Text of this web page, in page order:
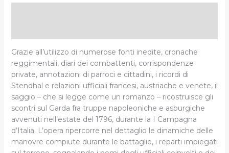
Grazie all’utilizzo di numerose fonti inedite, cronache
reggimentali, diari dei combattenti, corrispondenze
private, annotazioni di parroci e cittadini, i ricordi di
Stendhal e relazioni ufficiali francesi, austriache e venete, il
saggio – che si legge come un romanzo – ricostruisce gli
scontri sul Garda fra truppe napoleoniche e asburgiche
avvenuti nell’estate del 1796, durante la I Campagna
d’Italia. L’opera ripercorre nel dettaglio le dinamiche delle
manovre compiute durante le battaglie, i reparti impiegati